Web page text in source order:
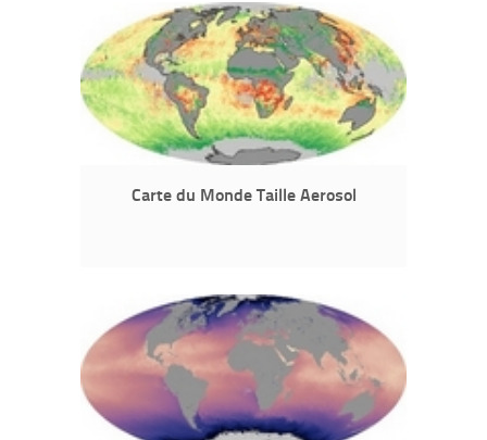
Carte du Monde Taille Aerosol